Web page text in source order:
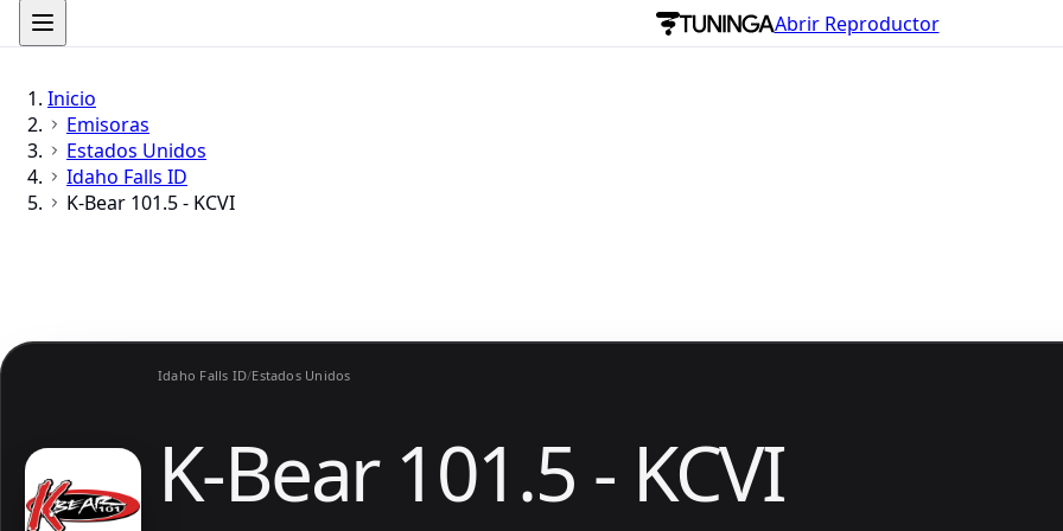
Abrir Reproductor
Inicio
Emisoras
Estados Unidos
Idaho Falls ID
K-Bear 101.5 - KCVI
Idaho Falls ID/Estados Unidos
K-Bear 101.5 - KCVI